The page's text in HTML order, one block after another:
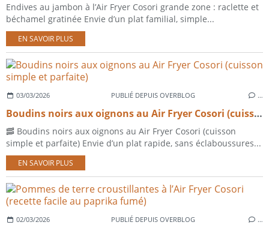
Endives au jambon à l’Air Fryer Cosori grande zone : raclette et
béchamel gratinée Envie d’un plat familial, simple...
EN SAVOIR PLUS
03/03/2026 PUBLIÉ DEPUIS OVERBLOG …
Boudins noirs aux oignons au Air Fryer Cosori (cuisson simple et parfaite)
🥓 Boudins noirs aux oignons au Air Fryer Cosori (cuisson
simple et parfaite) Envie d’un plat rapide, sans éclaboussures...
EN SAVOIR PLUS
02/03/2026 PUBLIÉ DEPUIS OVERBLOG …